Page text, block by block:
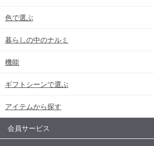
色で選ぶ
暮らしの中のナルミ
機能
ギフトシーンで選ぶ
アイテムから探す
会員サービス